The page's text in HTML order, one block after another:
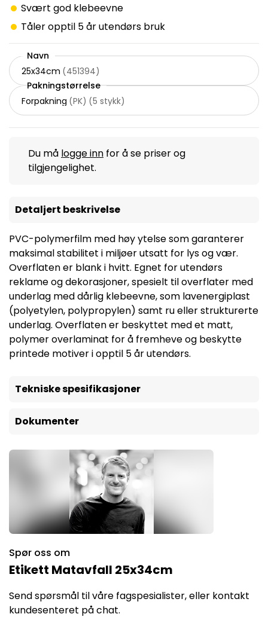
Svært god klebeevne
Tåler opptil 5 år utendørs bruk
Navn
25x34cm (451394)
Pakningstørrelse
Forpakning (PK) (5 stykk)
Du må logge inn for å se priser og
tilgjengelighet.
Detaljert beskrivelse
PVC-polymerfilm med høy ytelse som garanterer
maksimal stabilitet i miljøer utsatt for lys og vær.
Overflaten er blank i hvitt. Egnet for utendørs
reklame og dekorasjoner, spesielt til overflater med
underlag med dårlig klebeevne, som lavenergiplast
(polyetylen, polypropylen) samt ru eller strukturerte
underlag. Overflaten er beskyttet med et matt,
polymer overlaminat for å fremheve og beskytte
printede motiver i opptil 5 år utendørs.
Tekniske spesifikasjoner
Dokumenter
Spør oss om
Etikett Matavfall 25x34cm
Send spørsmål til våre fagspesialister, eller kontakt
kundesenteret på chat.